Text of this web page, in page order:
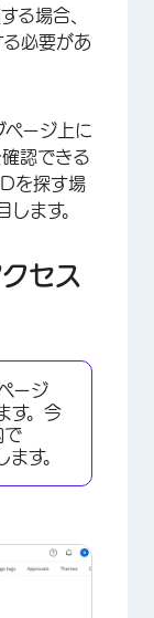
×
る場合、
必要があ
ージ上に
認できる
を探す場
ます。
セス
ージ
す。今
で
す。